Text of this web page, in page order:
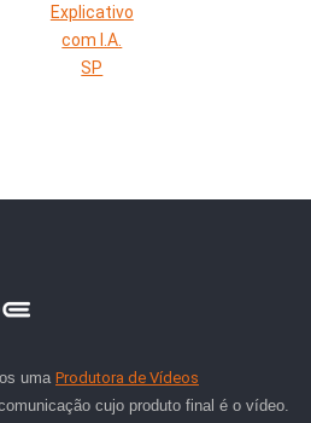
Explicativo
com I.A.
SP
uma Produtora de Vídeos
cujo produto final é o vídeo.